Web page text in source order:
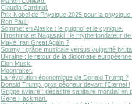
Claudia Cardinal.
Prix Nobel de Physique 2025 pour la
Ron Paul.
Sommet en Alaska : le guignol et le cynique.
Hiroshima et Nagasaki : le mythe fondateur
Make Iran Great Again ?
Soumy : grâce musicale versus vulgarité
Ukraine : le retour de la diplomatie
Elon Musk.
Moonraker.
La révolution économique de Donald Trump ?
Donald Trump, gros pêcheur devant l'Éternel !
Grippe aviaire : désastre sanitaire mondial en
Gene Hackman.